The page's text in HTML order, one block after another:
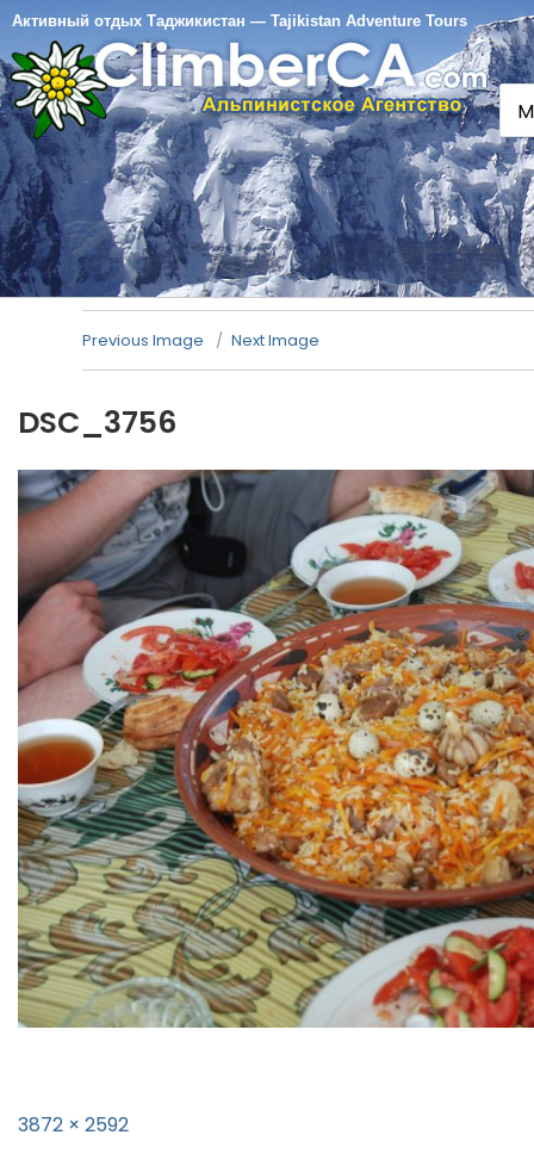
Активный отдых Таджикистан — Tajikistan Adventure Tours
Previous Image Next Image
DSC_3756
Full
3872 × 2592